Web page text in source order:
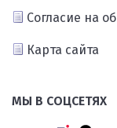
Согласие на
Карта сайта
МЫ В СОЦСЕТЯХ